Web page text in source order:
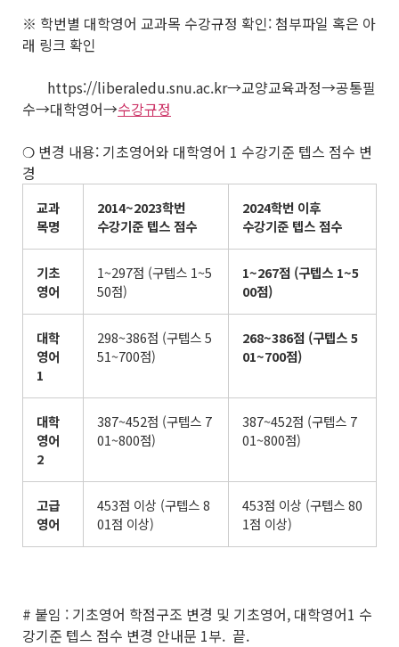
※ 학번별 대학영어 교과목 수강규정 확인: 첨부파일 혹은 아
래 링크 확인
https://liberaledu.snu.ac.kr→교양교육과정→공통필
수→대학영어→수강규정
❍ 변경 내용: 기초영어와 대학영어 1 수강기준 텝스 점수 변
경
교과
목명
2014~2023학번
수강기준 텝스 점수
2024학번 이후
수강기준 텝스 점수
기초
영어
1~297점 (구텝스 1~5
50점)
1~267점 (구텝스 1~5
00점)
대학
영어
1
298~386점 (구텝스 5
51~700점)
268~386점 (구텝스5
01~700점)
대학
영어
2
387~452점 (구텝스 7
01~800점)
387~452점 (구텝스 7
01~800점)
고급
영어
453점 이상 (구텝스 8
01점 이상)
453점 이상 (구텝스 80
1점 이상)
# 붙임 : 기초영어 학점구조 변경 및 기초영어, 대학영어1 수
강기준 텝스 점수 변경 안내문 1부. 끝.